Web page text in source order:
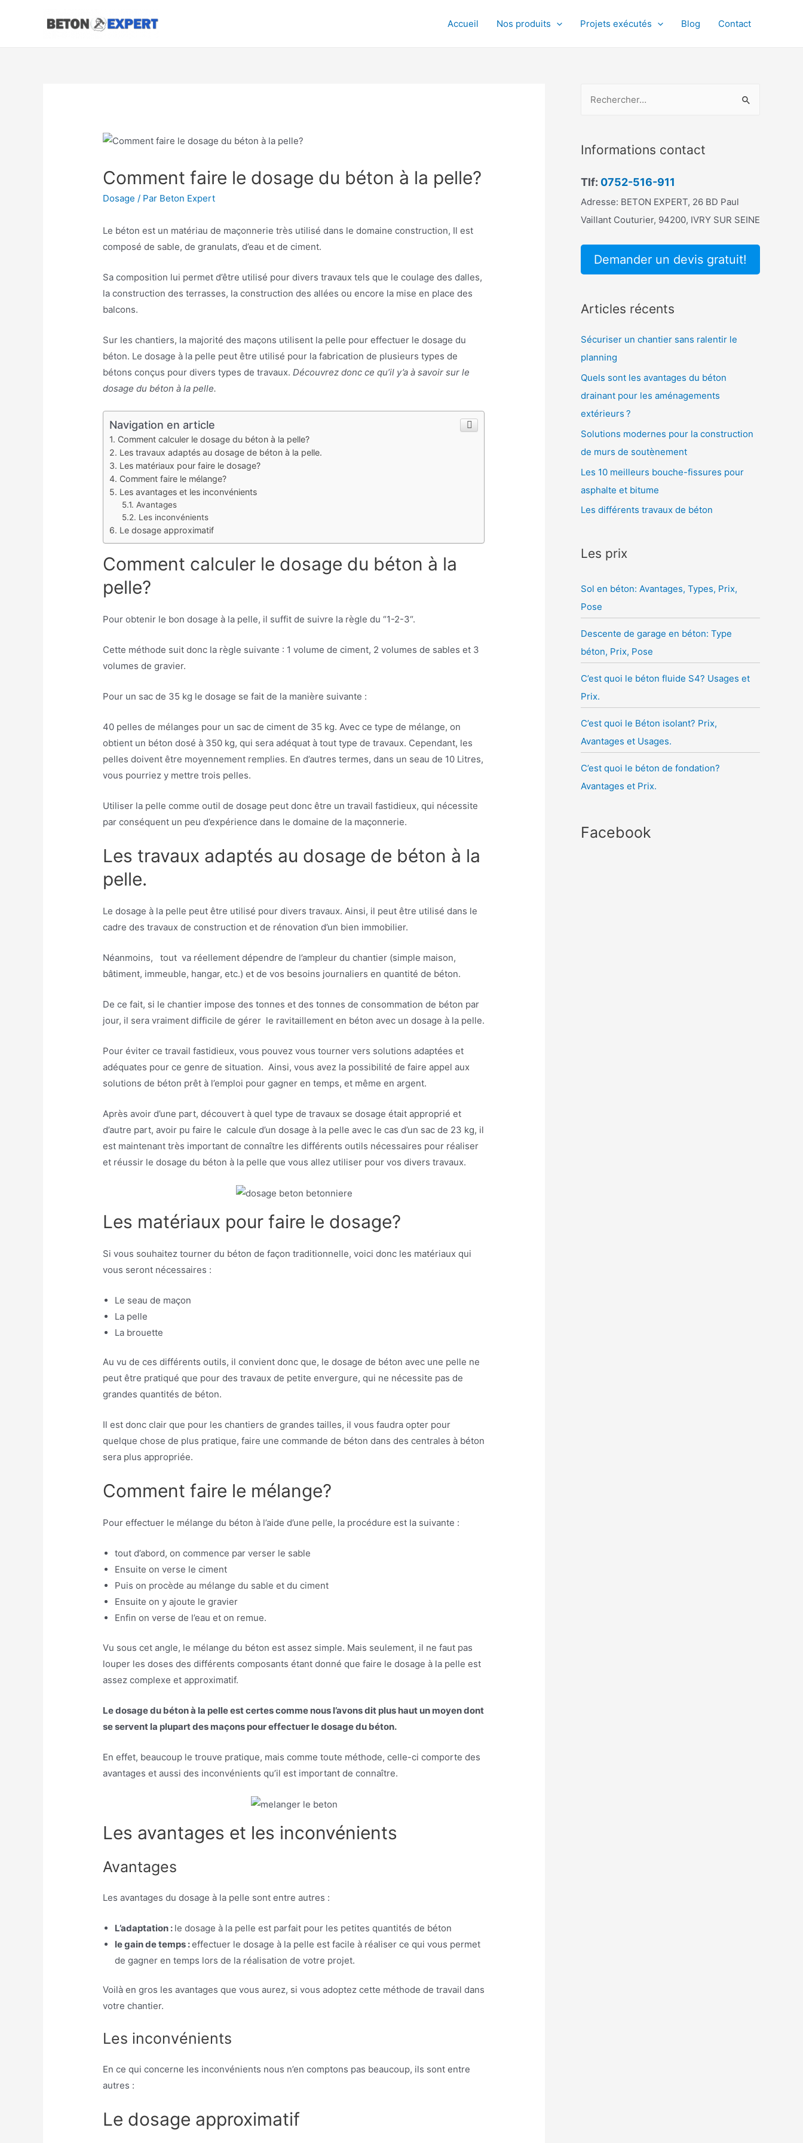
Accueil Nos produits Projets exécutés Blog Contact
Comment faire le dosage du béton à la pelle?
Dosage / Par Beton Expert
Le béton est un matériau de maçonnerie très utilisé dans le domaine construction, Il est
composé de sable, de granulats, d’eau et de ciment.
Sa composition lui permet d’être utilisé pour divers travaux tels que le coulage des dalles,
la construction des terrasses, la construction des allées ou encore la mise en place des
balcons.
Sur les chantiers, la majorité des maçons utilisent la pelle pour effectuer le dosage du
béton. Le dosage à la pelle peut être utilisé pour la fabrication de plusieurs types de
bétons conçus pour divers types de travaux. Découvrez donc ce qu’il y’a à savoir sur le
dosage du béton à la pelle.
Navigation en article
Comment calculer le dosage du béton à la pelle?
Les travaux adaptés au dosage de béton à la pelle.
Les matériaux pour faire le dosage?
Comment faire le mélange?
Les avantages et les inconvénients
Avantages
Les inconvénients
Le dosage approximatif
Comment calculer le dosage du béton à la
pelle?
Pour obtenir le bon dosage à la pelle, il suffit de suivre la règle du “1-2-3“.
Cette méthode suit donc la règle suivante : 1 volume de ciment, 2 volumes de sables et 3
volumes de gravier.
Pour un sac de 35 kg le dosage se fait de la manière suivante :
40 pelles de mélanges pour un sac de ciment de 35 kg. Avec ce type de mélange, on
obtient un béton dosé à 350 kg, qui sera adéquat à tout type de travaux. Cependant, les
pelles doivent être moyennement remplies. En d’autres termes, dans un seau de 10 Litres,
vous pourriez y mettre trois pelles.
Utiliser la pelle comme outil de dosage peut donc être un travail fastidieux, qui nécessite
par conséquent un peu d’expérience dans le domaine de la maçonnerie.
Les travaux adaptés au dosage de béton à la
pelle.
Le dosage à la pelle peut être utilisé pour divers travaux. Ainsi, il peut être utilisé dans le
cadre des travaux de construction et de rénovation d’un bien immobilier.
Néanmoins, tout va réellement dépendre de l’ampleur du chantier (simple maison,
bâtiment, immeuble, hangar, etc.) et de vos besoins journaliers en quantité de béton.
De ce fait, si le chantier impose des tonnes et des tonnes de consommation de béton par
jour, il sera vraiment difficile de gérer le ravitaillement en béton avec un dosage à la pelle.
Pour éviter ce travail fastidieux, vous pouvez vous tourner vers solutions adaptées et
adéquates pour ce genre de situation. Ainsi, vous avez la possibilité de faire appel aux
solutions de béton prêt à l’emploi pour gagner en temps, et même en argent.
Après avoir d’une part, découvert à quel type de travaux se dosage était approprié et
d’autre part, avoir pu faire le calcule d’un dosage à la pelle avec le cas d’un sac de 23 kg, il
est maintenant très important de connaître les différents outils nécessaires pour réaliser
et réussir le dosage du béton à la pelle que vous allez utiliser pour vos divers travaux.
Les matériaux pour faire le dosage?
Si vous souhaitez tourner du béton de façon traditionnelle, voici donc les matériaux qui
vous seront nécessaires :
Le seau de maçon
La pelle
La brouette
Au vu de ces différents outils, il convient donc que, le dosage de béton avec une pelle ne
peut être pratiqué que pour des travaux de petite envergure, qui ne nécessite pas de
grandes quantités de béton.
Il est donc clair que pour les chantiers de grandes tailles, il vous faudra opter pour
quelque chose de plus pratique, faire une commande de béton dans des centrales à béton
sera plus appropriée.
Comment faire le mélange?
Pour effectuer le mélange du béton à l’aide d’une pelle, la procédure est la suivante :
tout d’abord, on commence par verser le sable
Ensuite on verse le ciment
Puis on procède au mélange du sable et du ciment
Ensuite on y ajoute le gravier
Enfin on verse de l’eau et on remue.
Vu sous cet angle, le mélange du béton est assez simple. Mais seulement, il ne faut pas
louper les doses des différents composants étant donné que faire le dosage à la pelle est
assez complexe et approximatif.
Le dosage du béton à la pelle est certes comme nous l’avons dit plus haut un moyen dont
se servent la plupart des maçons pour effectuer le dosage du béton.
En effet, beaucoup le trouve pratique, mais comme toute méthode, celle-ci comporte des
avantages et aussi des inconvénients qu’il est important de connaître.
Les avantages et les inconvénients
Avantages
Les avantages du dosage à la pelle sont entre autres :
L’adaptation : le dosage à la pelle est parfait pour les petites quantités de béton
le gain de temps :effectuer le dosage à la pelle est facile à réaliser ce qui vous permet
de gagner en temps lors de la réalisation de votre projet.
Voilà en gros les avantages que vous aurez, si vous adoptez cette méthode de travail dans
votre chantier.
Les inconvénients
En ce qui concerne les inconvénients nous n’en comptons pas beaucoup, ils sont entre
autres :
Le dosage approximatif
h
r
c
h
Informations contact
Tlf: 0752-516-911
Adresse: BETON EXPERT, 26 BD Paul
Vaillant Couturier, 94200, IVRY SUR SEINE
Demander un devis gratuit!
Articles récents
Sécuriser un chantier sans ralentir le
planning
Quels sont les avantages du béton
drainant pour les aménagements
extérieurs ?
Solutions modernes pour la construction
de murs de soutènement
Les 10 meilleurs bouche-fissures pour
asphalte et bitume
Les différents travaux de béton
Les prix
Sol en béton: Avantages, Types, Prix,
Pose
Descente de garage en béton: Type
béton, Prix, Pose
C’est quoi le béton fluide S4? Usages et
Prix.
C’est quoi le Béton isolant? Prix,
Avantages et Usages.
C’est quoi le béton de fondation?
Avantages et Prix.
Facebook